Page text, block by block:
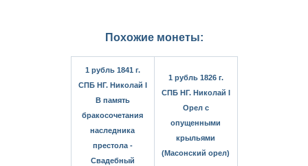
Похожие монеты:
1 рубль 1841 г.
СПБ НГ. Николай I
В память
бракосочетания
наследника
престола -
Свадебный
1 рубль 1826 г.
СПБ НГ. Николай I
Орел с
опущенными
крыльями
(Масонский орел)